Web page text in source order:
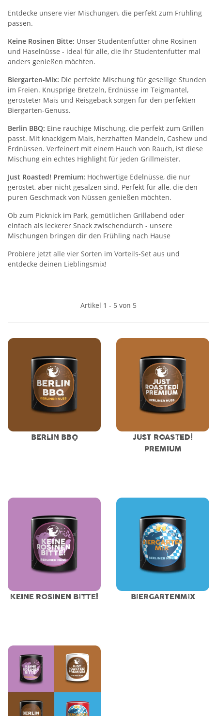
Entdecke unsere vier Mischungen, die perfekt zum Frühling
passen.
Keine Rosinen Bitte: Unser Studentenfutter ohne Rosinen
und Haselnüsse - ideal für alle, die ihr Studentenfutter mal
anders genießen möchten.
Biergarten-Mix: Die perfekte Mischung für gesellige Stunden
im Freien. Knusprige Bretzeln, Erdnüsse im Teigmantel,
gerösteter Mais und Reisgebäck sorgen für den perfekten
Biergarten-Genuss.
Berlin BBQ: Eine rauchige Mischung, die perfekt zum Grillen
passt. Mit knackigem Mais, herzhaften Mandeln, Cashew und
Erdnüssen. Verfeinert mit einem Hauch von Rauch, ist diese
Mischung ein echtes Highlight für jeden Grillmeister.
Just Roasted! Premium: Hochwertige Edelnüsse, die nur
geröstet, aber nicht gesalzen sind. Perfekt für alle, die den
puren Geschmack von Nüssen genießen möchten.
Ob zum Picknick im Park, gemütlichen Grillabend oder
einfach als leckerer Snack zwischendurch - unsere
Mischungen bringen dir den Frühling nach Hause
Probiere jetzt alle vier Sorten im Vorteils-Set aus und
entdecke deinen Lieblingsmix!
Artikel 1 - 5 von 5
BERLIN BBQ
JUST ROASTED!
PREMIUM
KEINE ROSINEN BITTE! BIERGARTENMIX